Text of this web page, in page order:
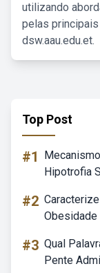
utilizando
pelas
dsw.aau.edu.et.
Top Post
#1
Hipotrofia
#2
Obesidade
#3 Qual
Pente